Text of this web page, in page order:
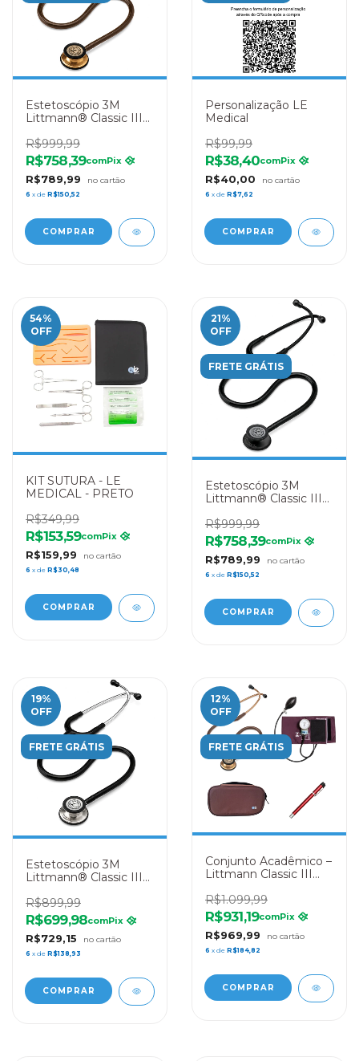
Estetoscópio 3M
Littmann® Classic III
Cobre
R$999,99
R$789,99
R$758,39comPix
6 x de R$150,52
Personalização LE
Medical
R$99,99
R$40,00
R$38,40comPix
6 x de R$7,62
54%
OFF
KIT SUTURA - LE
MEDICAL - PRETO
R$349,99
R$159,99
R$153,59comPix
6 x de R$30,48
21%
OFF
FRETE GRÁTIS
Estetoscópio 3M
Littmann® Classic III
R$999,99
R$789,99
R$758,39comPix
6 x de R$150,52
19%
OFF
FRETE GRÁTIS
Estetoscópio 3M
Littmann® Classic III
R$899,99
R$729,15
R$699,98comPix
6 x de R$138,93
12%
OFF
FRETE GRÁTIS
Conjunto Acadêmico –
Littmann Classic III
Pamed Bordo +
Lanterna Clínica Bordo
+ Case Marrom
R$1.099,99
R$969,99
R$931,19comPix
6 x de R$184,82